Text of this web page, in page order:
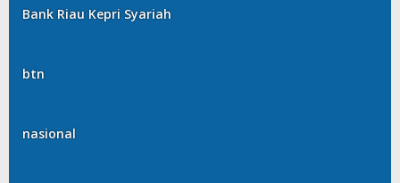
Bank Riau Kepri Syariah
btn
nasional